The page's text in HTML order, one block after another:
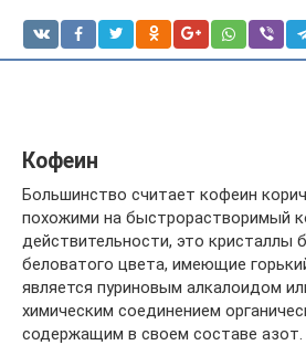
Кофеин
Большинство считает кофеин
похожими на быстрорастворимый
действительности, это кристаллы
беловатого цвета, имеющие
является пуриновым алкалоидом
химическим соединением
содержащим в своем составе